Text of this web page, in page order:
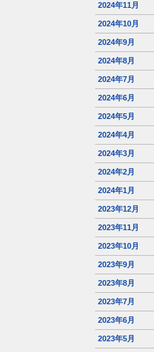
2024年11月
2024年10月
2024年9月
2024年8月
2024年7月
2024年6月
2024年5月
2024年4月
2024年3月
2024年2月
2024年1月
2023年12月
2023年11月
2023年10月
2023年9月
2023年8月
2023年7月
2023年6月
2023年5月